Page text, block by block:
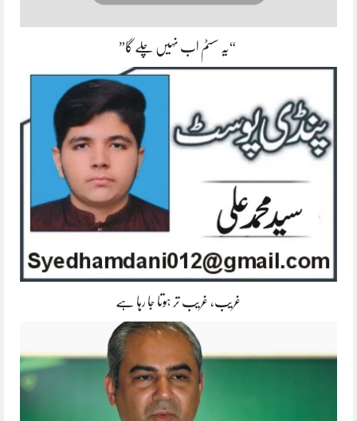
“یہ سسٹم اب نہیں چلے گا”
غریب، غریب تر ہوتا جا رہا ہے